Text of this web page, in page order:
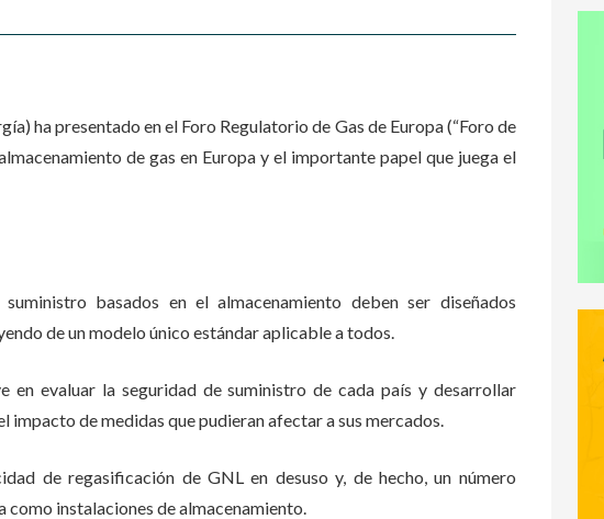
ha presentado en el Foro Regulatorio de Gas de Europa (“Foro de
de gas en Europa y el importante papel que juega el
basados en el almacenamiento deben ser diseñados
de un modelo único estándar aplicable a todos.
en evaluar la seguridad de suministro de cada país y desarrollar
de medidas que pudieran afectar a sus mercados.
de regasificación de GNL en desuso y, de hecho, un número
instalaciones de almacenamiento.